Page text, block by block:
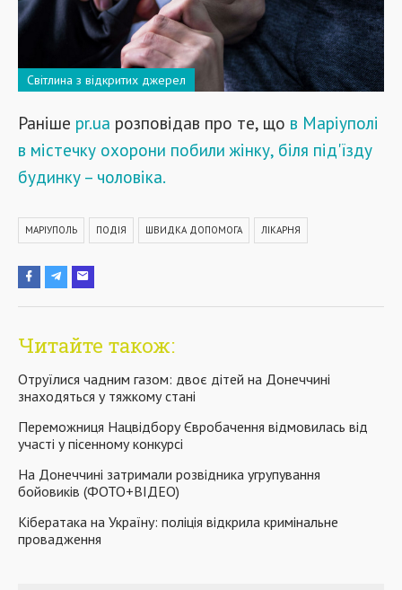
Світлина з відкритих джерел
Раніше pr.ua розповідав про те, що в Маріуполі
в містечку охорони побили жінку, біля під'їзду
будинку – чоловіка.
МАРІУПОЛЬ ПОДІЯ ШВИДКА ДОПОМОГА ЛІКАРНЯ
Читайте також:
Отруїлися чадним газом: двоє дітей на Донеччині
знаходяться у тяжкому стані
Переможниця Нацвідбору Євробачення відмовилась від
участі у пісенному конкурсі
На Донеччині затримали розвідника угрупування
бойовиків (ФОТО+ВІДЕО)
Кібератака на Україну: поліція відкрила кримінальне
провадження